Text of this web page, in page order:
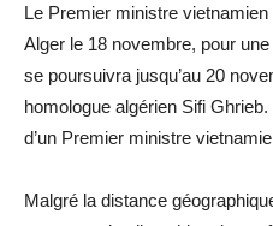
Le Premier ministre
Alger le 18 novembre, pour
se poursuivra jusqu’au 20
homologue algérien Sifi
d’un Premier ministre
Malgré la distance